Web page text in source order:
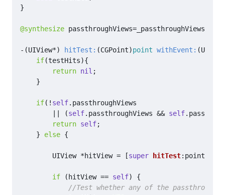
}
@synthesize passthroughViews= _passthroughViews
-(UIView*) hitTest: (CGPoint)point withEvent: (
if(testHits){
return nil ;
}
if( ! self. passthroughViews
(self. passthroughViews && self.
return self;
}
else {
UIView *hitView = [super hitTest: point
if ( hitView == self) {